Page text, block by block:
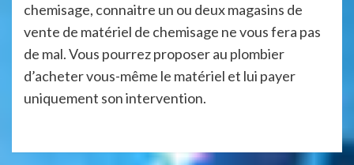
chemisage, connaitre un ou deux magasins de
vente de matériel de chemisage ne vous fera pas
de mal. Vous pourrez proposer au plombier
d’acheter vous-même le matériel et lui payer
uniquement son intervention.